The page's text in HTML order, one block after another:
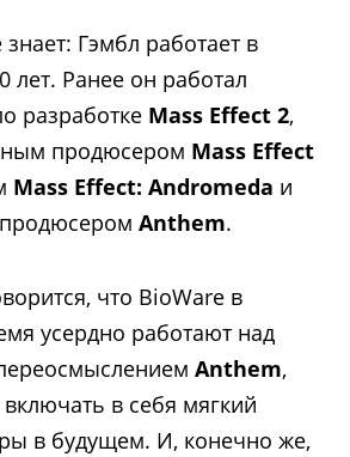
знает: Гэмбл работает в
лет. Ранее он работал
разработке Mass Effect 2,
продюсером Mass Effect
Mass Effect: Andromeda и
Anthem.
что BioWare в
усердно работают над
Anthem,
включать в себя мягкий
в будущем. И, конечно же,